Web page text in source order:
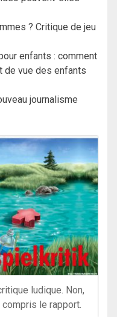
? Critique de jeu
enfants : comment
de vue des enfants
journalisme
ludique. Non,
compris le rapport.